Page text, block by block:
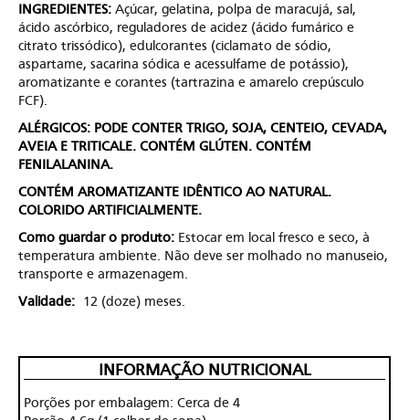
INGREDIENTES: Açúcar, gelatina, polpa de maracujá, sal,
ácido ascórbico, reguladores de acidez (ácido fumárico e
citrato trissódico), edulcorantes (ciclamato de sódio,
aspartame, sacarina sódica e acessulfame de potássio),
aromatizante e corantes (tartrazina e amarelo crepúsculo
FCF).
ALÉRGICOS: PODE CONTER TRIGO, SOJA, CENTEIO, CEVADA,
AVEIA E TRITICALE. CONTÉM GLÚTEN. CONTÉM
FENILALANINA.
CONTÉM AROMATIZANTE IDÊNTICO AO NATURAL.
COLORIDO ARTIFICIALMENTE.
Como guardar o produto: Estocar em local fresco e seco, à
temperatura ambiente. Não deve ser molhado no manuseio,
transporte e armazenagem.
Validade: 12 (doze) meses.
INFORMAÇÃO NUTRICIONAL
Porções por embalagem: Cerca de 4